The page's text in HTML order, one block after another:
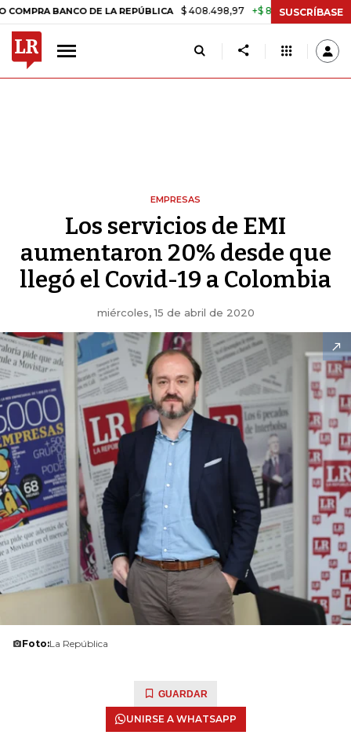
DE LA REPÚBLICA $ 408.498,97 +$ 8.753,81 +2,19% TASA
SUSCRÍBASE
EMPRESAS
Los servicios de EMI
aumentaron 20% desde que
llegó el Covid-19 a Colombia
miércoles, 15 de abril de 2020
Foto:La República
GUARDAR
UNIRSE A WHATSAPP